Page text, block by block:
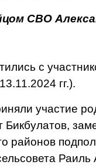
СВО
с
гг.).
участие
районов